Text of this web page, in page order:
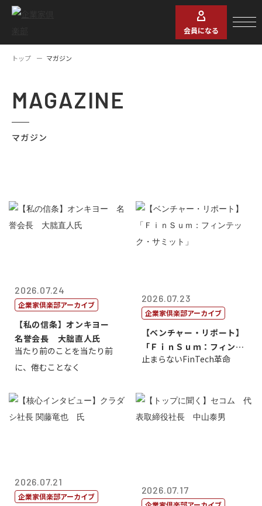
会員になる
トップ マガジン
MAGAZINE
マガジン
2026.07.24
企業家倶楽部アーカイブ
【私の信条】オンキヨー
名誉会長 大朏直人氏
当たり前のことを当たり前
に、倦むことなく
2026.07.23
企業家倶楽部アーカイブ
【ベンチャー・リポート】
「ＦｉｎＳｕｍ：フィンテ
ック・サミッ...
止まらないFinTech革命
2026.07.21
企業家倶楽部アーカイブ
2026.07.17